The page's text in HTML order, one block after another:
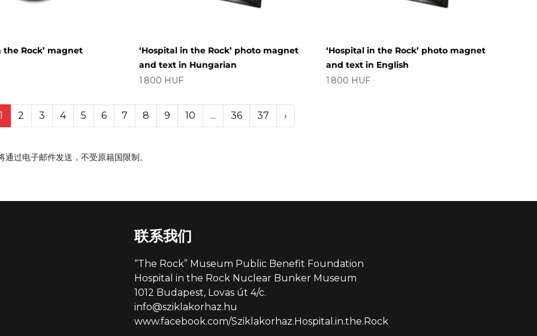
the Rock’ magnet
‘Hospital in the Rock’ photo magnet
and text in Hungarian
价格
1 800 HUF
‘Hospital in the Rock’ photo magnet
and text in English
价格
1 800 HUF
1 2 3 4 5 6 7 8 9 10 ... 36 37 ›
过电子邮件发送，不受原籍国限制。
联系我们
“The Rock” Museum Public Benefit Foundation
Hospital in the Rock Nuclear Bunker Museum
1012 Budapest, Lovas út 4/c.
info@sziklakorhaz.hu
www.facebook.com/Sziklakorhaz.Hospital.in.the.Rock